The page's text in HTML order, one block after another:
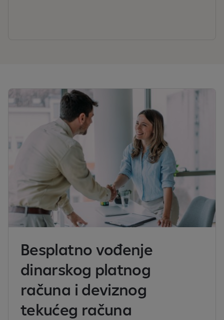
Besplatno vođenje
dinarskog platnog
računa i deviznog
tekućeg računa